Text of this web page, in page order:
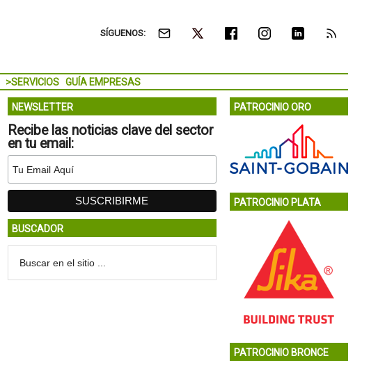
SÍGUENOS:
>SERVICIOS GUÍA EMPRESAS
NEWSLETTER
Recibe las noticias clave del sector
en tu email:
BUSCADOR
PATROCINIO ORO
PATROCINIO PLATA
PATROCINIO BRONCE